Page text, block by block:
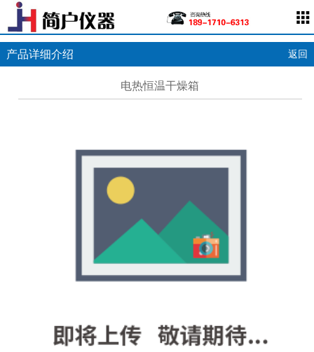
产品详细介绍 返回
电热恒温干燥箱